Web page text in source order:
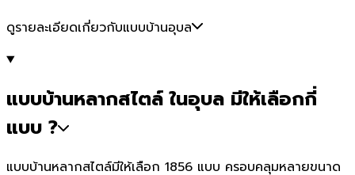
ดูรายละเอียดเกี่ยวกับแบบบ้านอุบล
แบบบ้านหลากสไตล์ ในอุบล มีให้เลือกกี่
แบบ ?
แบบบ้านหลากสไตล์มีให้เลือก 1856 แบบ ครอบคลุมหลายขนาด